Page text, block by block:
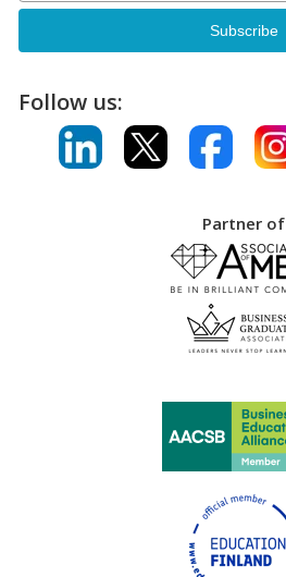
Follow us:
Partner of